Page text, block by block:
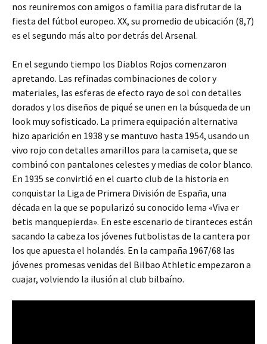
nos reuniremos con amigos o familia para disfrutar de la
fiesta del fútbol europeo. XX, su promedio de ubicación (8,7)
es el segundo más alto por detrás del Arsenal.
En el segundo tiempo los Diablos Rojos comenzaron
apretando. Las refinadas combinaciones de color y
materiales, las esferas de efecto rayo de sol con detalles
dorados y los diseños de piqué se unen en la búsqueda de un
look muy sofisticado. La primera equipación alternativa
hizo aparición en 1938 y se mantuvo hasta 1954, usando un
vivo rojo con detalles amarillos para la camiseta, que se
combinó con pantalones celestes y medias de color blanco.
En 1935 se convirtió en el cuarto club de la historia en
conquistar la Liga de Primera División de España, una
década en la que se popularizó su conocido lema «Viva er
betis manquepierda». En este escenario de tiranteces están
sacando la cabeza los jóvenes futbolistas de la cantera por
los que apuesta el holandés. En la campaña 1967/68 las
jóvenes promesas venidas del Bilbao Athletic empezaron a
cuajar, volviendo la ilusión al club bilbaíno.